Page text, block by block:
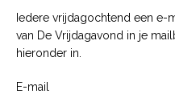
Iedere vrijdagochtend een e-
van De Vrijdagavond in je
hieronder in.
E-mail